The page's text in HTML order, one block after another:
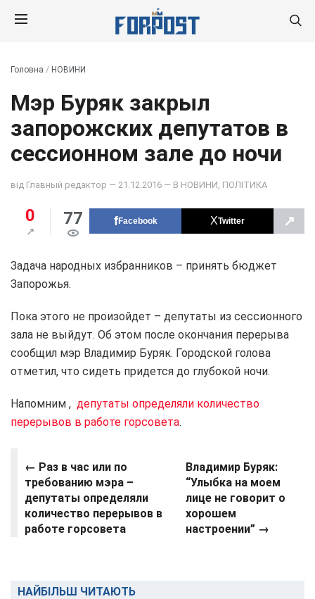
Головна / НОВИНИ
Мэр Буряк закрыл
запорожских депутатов в
сессионном зале до ночи
від Главный редактор — 21.12.2016 — В НОВИНИ ПОЛІТИКА
0 77 Facebook Twitter ↗
Задача народных избранников – принять бюджет
Запорожья.
Пока этого не произойдет – депутаты из сессионного
зала не выйдут. Об этом после окончания перерыва
сообщил мэр Владимир Буряк. Городской голова
отметил, что сидеть придется до глубокой ночи.
Напомним , депутаты определяли количество
перерывов в работе горсовета.
← Раз в час или по
требованию мэра –
депутаты определяли
количество перерывов в
работе горсовета
Владимир Буряк:
“Улыбка на моем
лице не говорит о
хорошем
настроении” →
НАЙБІЛЬШ ЧИТАЮТЬ